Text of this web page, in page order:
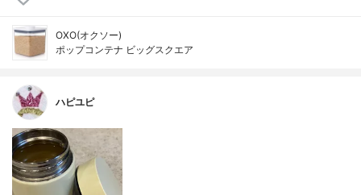
OXO(オクソー)
ポップコンテナ ビッグスクエア
ハピユピ